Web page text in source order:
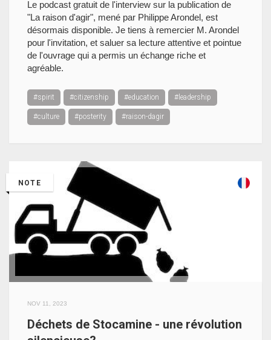
Le podcast gratuit de l'interview sur la publication de
"La raison d'agir", mené par Philippe Arondel, est
désormais disponible. Je tiens à remercier M. Arondel
pour l'invitation, et saluer sa lecture attentive et pointue
de l'ouvrage qui a permis un échange riche et
agréable.
#spirit #citizenship #education #leadership
#culture #posterity #raison-dagir
NOTE
NOV 11, 2023
Déchets de Stocamine - une révolution